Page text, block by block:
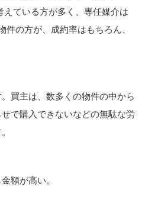
ている方が多く、専任媒介は
の方が、成約率はもちろん、
買主は、数多くの物件の中から
で購入できないなどの無駄な労
額が高い。